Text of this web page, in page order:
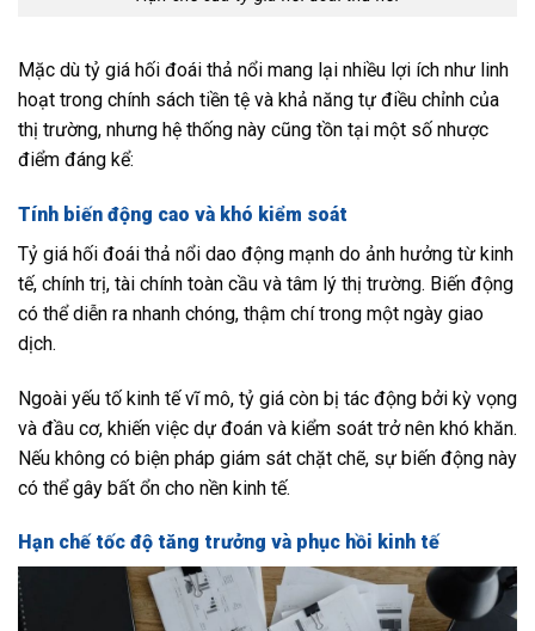
Mặc dù tỷ giá hối đoái thả nổi mang lại nhiều lợi ích như linh
hoạt trong chính sách tiền tệ và khả năng tự điều chỉnh của
thị trường, nhưng hệ thống này cũng tồn tại một số nhược
điểm đáng kể:
Tính biến động cao và khó kiểm soát
Tỷ giá hối đoái thả nổi dao động mạnh do ảnh hưởng từ kinh
tế, chính trị, tài chính toàn cầu và tâm lý thị trường. Biến động
có thể diễn ra nhanh chóng, thậm chí trong một ngày giao
dịch.
Ngoài yếu tố kinh tế vĩ mô, tỷ giá còn bị tác động bởi kỳ vọng
và đầu cơ, khiến việc dự đoán và kiểm soát trở nên khó khăn.
Nếu không có biện pháp giám sát chặt chẽ, sự biến động này
có thể gây bất ổn cho nền kinh tế.
Hạn chế tốc độ tăng trưởng và phục hồi kinh tế